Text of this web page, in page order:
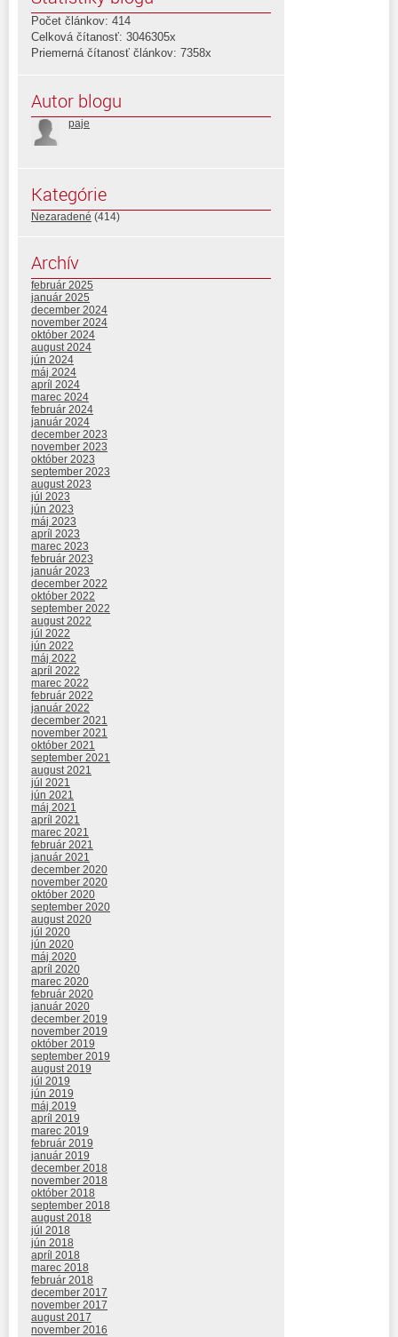
Počet článkov: 414
Celková čítanosť: 3046305x
Priemerná čítanosť článkov: 7358x
Autor blogu
paje
Kategórie
Nezaradené (414)
Archív
február 2025
január 2025
december 2024
november 2024
október 2024
august 2024
jún 2024
máj 2024
apríl 2024
marec 2024
február 2024
január 2024
december 2023
november 2023
október 2023
september 2023
august 2023
júl 2023
jún 2023
máj 2023
apríl 2023
marec 2023
február 2023
január 2023
december 2022
október 2022
september 2022
august 2022
júl 2022
jún 2022
máj 2022
apríl 2022
marec 2022
február 2022
január 2022
december 2021
november 2021
október 2021
september 2021
august 2021
júl 2021
jún 2021
máj 2021
apríl 2021
marec 2021
február 2021
január 2021
december 2020
november 2020
október 2020
september 2020
august 2020
júl 2020
jún 2020
máj 2020
apríl 2020
marec 2020
február 2020
január 2020
december 2019
november 2019
október 2019
september 2019
august 2019
júl 2019
jún 2019
máj 2019
apríl 2019
marec 2019
február 2019
január 2019
december 2018
november 2018
október 2018
september 2018
august 2018
júl 2018
jún 2018
apríl 2018
marec 2018
február 2018
december 2017
november 2017
august 2017
november 2016